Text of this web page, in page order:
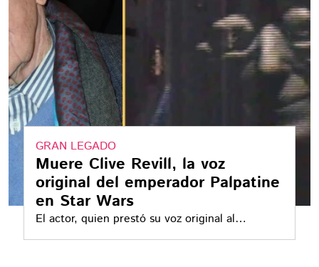
GRAN LEGADO
Muere Clive Revill, la voz
original del emperador Palpatine
en Star Wars
El actor, quien prestó su voz original al
emperador falleció a los 94 años el pasado 11 de